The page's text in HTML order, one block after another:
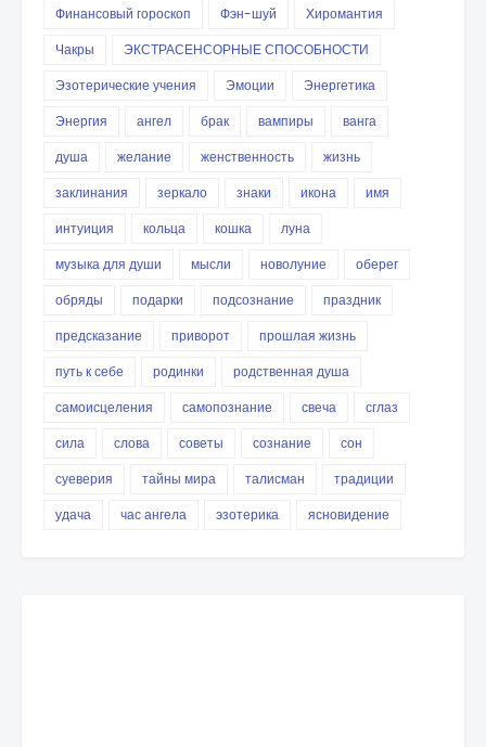
Финансовый гороскоп
Фэн-шуй
Хиромантия
Чакры
ЭКСТРАСЕНСОРНЫЕ СПОСОБНОСТИ
Эзотерические учения
Эмоции
Энергетика
Энергия
ангел брак вампиры
ванга
душа
желание женственность
жизнь
заклинания
зеркало знаки икона
имя
интуиция
кольца кошка
луна
музыка для души
мысли новолуние
оберег
обряды
подарки подсознание
праздник
предсказание
приворот
прошлая жизнь
путь к себе
родинки
родственная душа
самоисцеления
самопознание свеча
сглаз
сила
слова советы сознание
сон
суеверия
тайны мира талисман
традиции
удача
час ангела эзотерика ясновидение